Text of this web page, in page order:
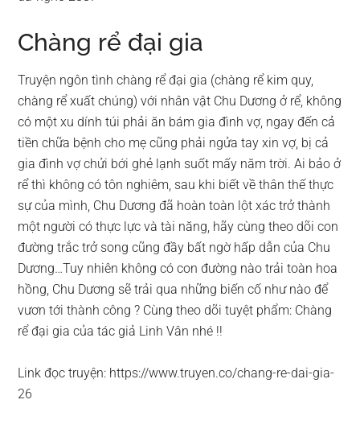
Chàng rể đại gia
Truyện ngôn tình chàng rể đại gia (chàng rể kim quy,
chàng rể xuất chúng) với nhân vật Chu Dương ở rể, không
có một xu dính túi phải ăn bám gia đình vợ, ngay đến cả
tiền chữa bệnh cho mẹ cũng phải ngửa tay xin vợ, bị cả
gia đình vợ chửi bới ghẻ lạnh suốt mấy năm trời. Ai bảo ở
rể thì không có tôn nghiêm, sau khi biết về thân thế thực
sự của mình, Chu Dương đã hoàn toàn lột xác trở thành
một người có thực lực và tài năng, hãy cùng theo dõi con
đường trắc trở song cũng đầy bất ngờ hấp dẫn của Chu
Dương…Tuy nhiên không có con đường nào trải toàn hoa
hồng, Chu Dương sẽ trải qua những biến cố như nào để
vươn tới thành công ? Cùng theo dõi tuyệt phẩm: Chàng
rể đại gia của tác giả Linh Vân nhé !!
Link đọc truyện: https://www.truyen.co/chang-re-dai-gia-
26